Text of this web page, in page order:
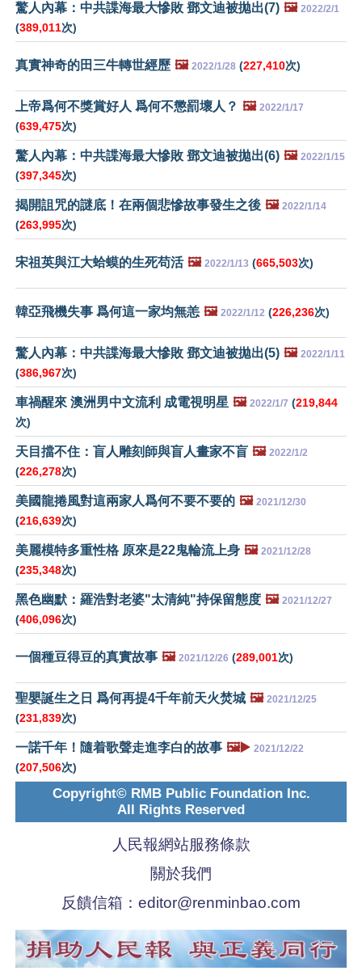
驚人內幕：中共諜海最大慘敗 鄧文迪被拋出(7) 🖼️ 2022/2/1
(389,011次)
真實神奇的田三牛轉世經歷 🖼️ 2022/1/28 (227,410次)
上帝爲何不獎賞好人 爲何不懲罰壞人？ 🖼️ 2022/1/17
(639,475次)
驚人內幕：中共諜海最大慘敗 鄧文迪被拋出(6) 🖼️ 2022/1/15
(397,345次)
揭開詛咒的謎底！在兩個悲慘故事發生之後 🖼️ 2022/1/14
(263,995次)
宋祖英與江大蛤蟆的生死苟活 🖼️ 2022/1/13 (665,503次)
韓亞飛機失事 爲何這一家均無恙 🖼️ 2022/1/12 (226,236次)
驚人內幕：中共諜海最大慘敗 鄧文迪被拋出(5) 🖼️ 2022/1/11
(386,967次)
車禍醒來 澳洲男中文流利 成電視明星 🖼️ 2022/1/7 (219,844
次)
天目擋不住：盲人雕刻師與盲人畫家不盲 🖼️ 2022/1/2
(226,278次)
美國龍捲風對這兩家人爲何不要不要的 🖼️ 2021/12/30
(216,639次)
美麗模特多重性格 原來是22鬼輪流上身 🖼️ 2021/12/28
(235,348次)
黑色幽默：羅浩對老婆"太清純"持保留態度 🖼️ 2021/12/27
(406,096次)
一個種豆得豆的真實故事 🖼️ 2021/12/26 (289,001次)
聖嬰誕生之日 爲何再提4千年前天火焚城 🖼️ 2021/12/25
(231,839次)
一諾千年！隨着歌聲走進李白的故事 🖼️▶️ 2021/12/22
(207,506次)
Copyright© RMB Public Foundation Inc.
All Rights Reserved
人民報網站服務條款
關於我們
反饋信箱： editor@renminbao.com